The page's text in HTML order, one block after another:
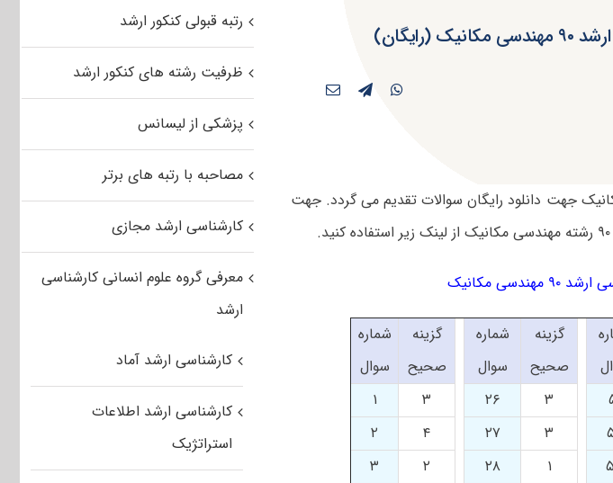
ارشد ۱۳۹۰ مهندسی مکانیک جهت دانلود رایگان سوالات تقدیم می گردد. جهت
مکانیک
گزینه
صحیح
شماره
سوال
گزینه
صحیح
شماره
سوال
۳ ۲۶ ۳
۱
۳ ۲۷ ۴
۲
۱ ۲۸ ۲
۳
رتبه قبولی کنکور ارشد
ظرفیت رشته های کنکور ارشد
پزشکی از لیسانس
مصاحبه با رتبه های برتر
کارشناسی ارشد مجازی
معرفی گروه علوم انسانی کارشناسی
ارشد
کارشناسی ارشد آماد
کارشناسی ارشد اطلاعات
استراتژیک